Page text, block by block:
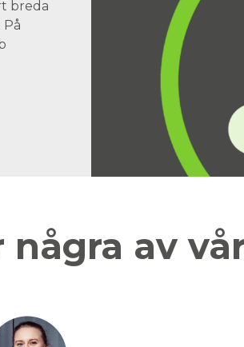
breda
På
några av